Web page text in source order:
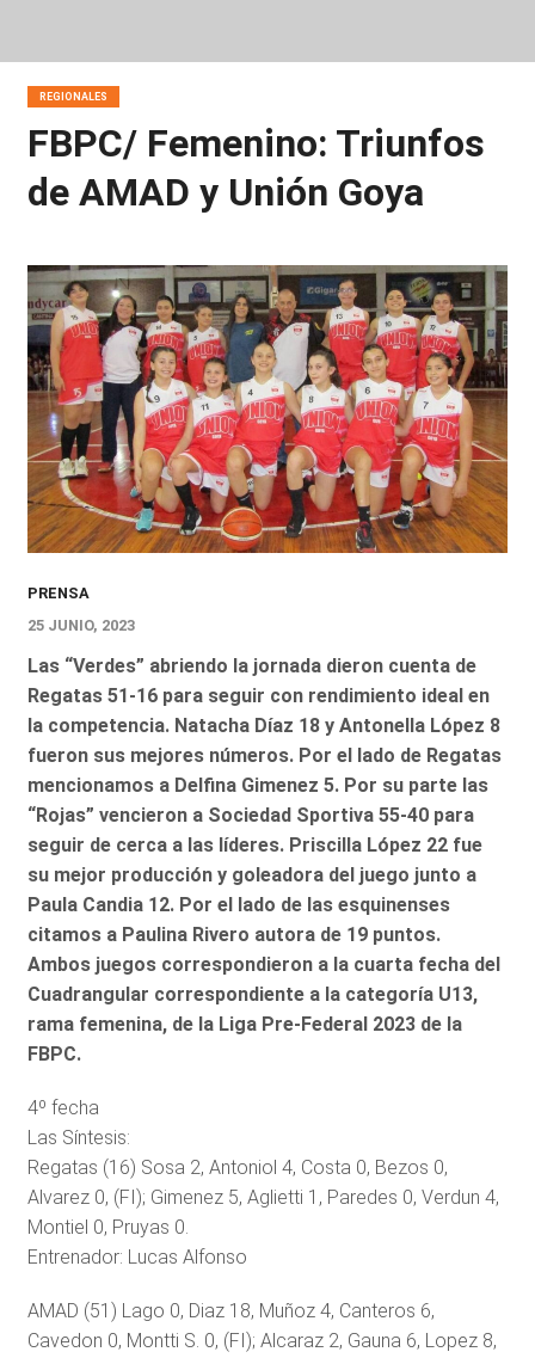
REGIONALES
FBPC/ Femenino: Triunfos
de AMAD y Unión Goya
PRENSA
25 JUNIO, 2023
Las “Verdes” abriendo la jornada dieron cuenta de
Regatas 51-16 para seguir con rendimiento ideal en
la competencia. Natacha Díaz 18 y Antonella López 8
fueron sus mejores números. Por el lado de Regatas
mencionamos a Delfina Gimenez 5. Por su parte las
“Rojas” vencieron a Sociedad Sportiva 55-40 para
seguir de cerca a las líderes. Priscilla López 22 fue
su mejor producción y goleadora del juego junto a
Paula Candia 12. Por el lado de las esquinenses
citamos a Paulina Rivero autora de 19 puntos.
Ambos juegos correspondieron a la cuarta fecha del
Cuadrangular correspondiente a la categoría U13,
rama femenina, de la Liga Pre-Federal 2023 de la
FBPC.
4º fecha
Las Síntesis:
Regatas (16) Sosa 2, Antoniol 4, Costa 0, Bezos 0,
Alvarez 0, (FI); Gimenez 5, Aglietti 1, Paredes 0, Verdun 4,
Montiel 0, Pruyas 0.
Entrenador: Lucas Alfonso
AMAD (51) Lago 0, Diaz 18, Muñoz 4, Canteros 6,
Cavedon 0, Montti S. 0, (FI); Alcaraz 2, Gauna 6, Lopez 8,